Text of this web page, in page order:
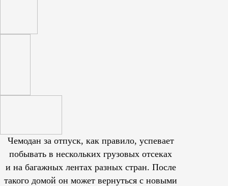
Чемодан за отпуск, как правило, успевает
побывать в нескольких грузовых отсеках
и на багажных лентах разных стран. После
такого домой он может вернуться с новыми